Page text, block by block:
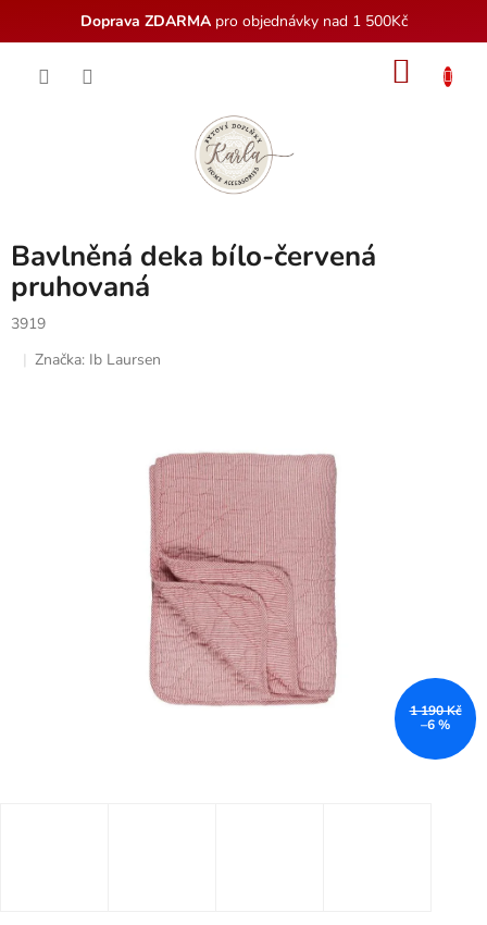
Doprava ZDARMApro objednávky nad 1 500Kč
Bavlněná deka bílo-červená
pruhovaná
3919
Značka: Ib Laursen
1 190 Kč
–6 %